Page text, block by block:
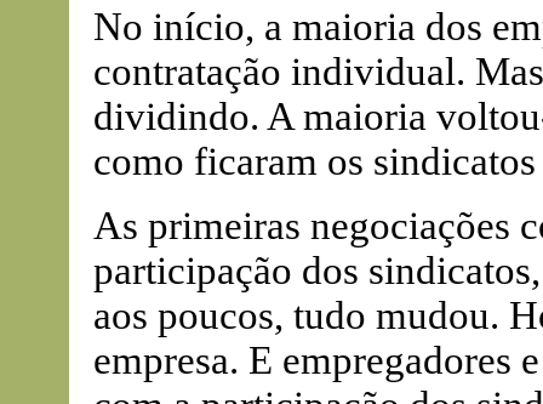
No início, a maioria dos
contratação individual.
dividindo. A maioria
como ficaram os
As primeiras negociações
participação dos
aos poucos, tudo mudou.
empresa. E empregadores